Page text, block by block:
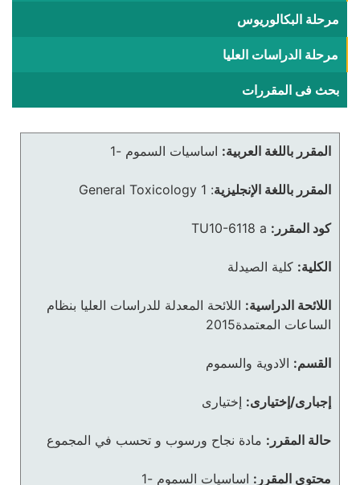
مرحلة البكالوريوس
مرحلة الدراسات العليا
بحث فى المقررات
المقرر باللغة العربية: اساسيات السموم -1
المقرر باللغة الإنجليزية:
General Toxicology 1
كود المقرر: TU10-6118 a
الكلية: كلية الصيدلة
اللائحة الدراسية: اللائحة المعدلة للدراسات العليا بنظام
الساعات المعتمدة2015
القسم: الادوية والسموم
إجبارى/إختيارى: إختيارى
حالة المقرر: مادة نجاح ورسوب و تحسب في المجموع
محتوى المقرر: اساسيات السموم -1